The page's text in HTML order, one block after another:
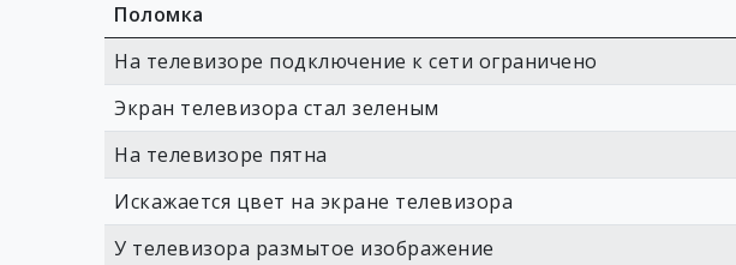
Поломка
На телевизоре подключение к сети ограничено
Экран телевизора стал зеленым
На телевизоре пятна
Искажается цвет на экране телевизора
У телевизора размытое изображение